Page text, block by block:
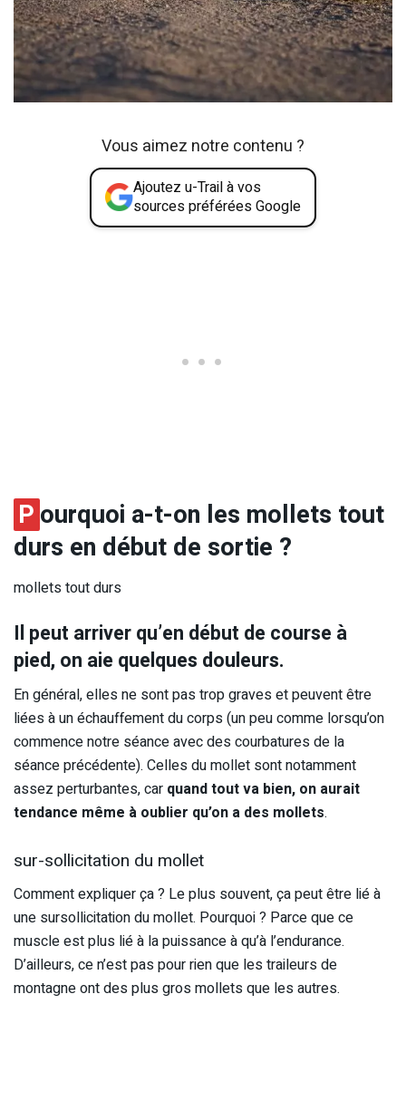
Vous aimez notre contenu ?
Ajoutez u-Trail à vos
sources préférées Google
P ourquoi a-t-on les mollets tout
durs en début de sortie ?
mollets tout durs
Il peut arriver qu’en début de course à
pied, on aie quelques douleurs.
En général, elles ne sont pas trop graves et peuvent être
liées à un échauffement du corps (un peu comme lorsqu’on
commence notre séance avec des courbatures de la
séance précédente). Celles du mollet sont notamment
assez perturbantes, car quand tout va bien, on aurait
tendance même à oublier qu’on a des mollets.
sur-sollicitation du mollet
Comment expliquer ça ? Le plus souvent, ça peut être lié à
une sursollicitation du mollet. Pourquoi ? Parce que ce
muscle est plus lié à la puissance à qu’à l’endurance.
D’ailleurs, ce n’est pas pour rien que les traileurs de
montagne ont des plus gros mollets que les autres.